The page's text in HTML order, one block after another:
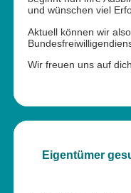
und wünschen viel
Aktuell können wir
Wir freuen uns auf
Eigentümer